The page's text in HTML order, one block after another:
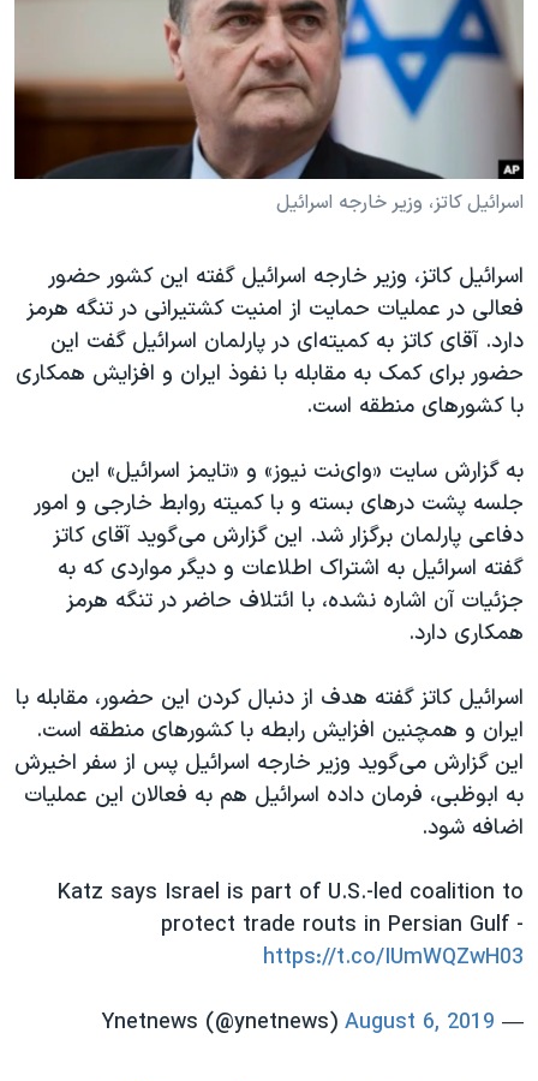
فرهنگ و زندگی
حقوق شهروندی
اسرائیل در جنگ
آرشیو پخش زنده
مستندها
انتخابات ریاست جمهوری آمریکا ۲۰۲۴
حمله جمهوری اسلامی به اسرائیل
ورزش زنان در ایران
مجموعه مستندهای دادخواهی
تریبونال مردمی آبان ۹۸
دادگاه حمید نوری
چهل سال گروگان‌گیری
اعتراضات مردمی آبان ۹۸
اسرائیل در جنگ
نرگس محمدی برنده جایزه نوبل صلح
همایش محافظه‌کاران آمریکا «سی‌پک»
سفر پرزیدنت ترامپ به چین
دنبال کنید
زبانهای مختلف
اسرائیل کاتز، وزیر خارجه اسرائیل
اسرائیل کاتز، وزیر خارجه اسرائیل گفته این کشور حضور
فعالی در عملیات حمایت از امنیت کشتیرانی در تنگه هرمز
دارد. آقای کاتز به کمیته‌ای در پارلمان اسرائیل گفت این
حضور برای کمک به مقابله با نفوذ ایران و افزایش همکاری
با کشورهای منطقه است.
به گزارش سایت «وای‌نت نیوز» و «تایمز اسرائیل» این
جلسه پشت درهای بسته و با کمیته روابط خارجی و امور
دفاعی پارلمان برگزار شد. این گزارش می‌گوید آقای کاتز
گفته اسرائیل به اشتراک اطلاعات و دیگر مواردی که به
جزئیات آن اشاره نشده، با ائتلاف حاضر در تنگه هرمز
همکاری دارد.
اسرائیل کاتز گفته هدف از دنبال کردن این حضور، مقابله با
ایران و همچنین افزایش رابطه با کشورهای منطقه است.
این گزارش می‌گوید وزیر خارجه اسرائیل پس از سفر اخیرش
به ابوظبی، فرمان داده اسرائیل هم به فعالان این عملیات
اضافه شود.
Katz says Israel is part of U.S.-led coalition to
protect trade routs in Persian Gulf -
https://t.co/IUmWQZwH03
— Ynetnews (@ynetnews)
August 6, 2019